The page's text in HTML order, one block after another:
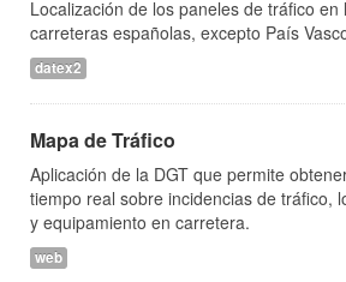
Localización de los paneles de tráfico
carreteras españolas, excepto País
datex2
Mapa de Tráfico
Aplicación de la DGT que permite
tiempo real sobre incidencias de tráfico,
y equipamiento en carretera.
web